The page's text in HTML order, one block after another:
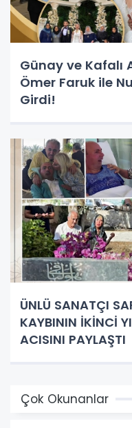
Günay ve Kafalı
Ömer Faruk ile
Girdi!
ÜNLÜ SANATÇI
KAYBININ İKİNCİ
ACISINI PAYLAŞTI
Çok Okunanlar